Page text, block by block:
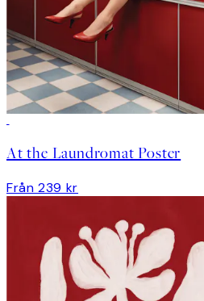
At the Laundromat Poster
Från 239 kr